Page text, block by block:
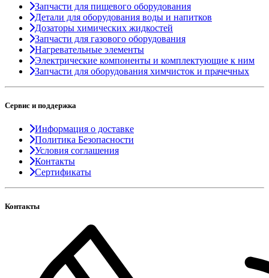
Запчасти для пищевого оборудования
Детали для оборудования воды и напитков
Дозаторы химических жидкостей
Запчасти для газового оборудования
Нагревательные элементы
Электрические компоненты и комплектующие к ним
Запчасти для оборудования химчисток и прачечных
Сервис и поддержка
Информация о доставке
Политика Безопасности
Условия соглашения
Контакты
Сертификаты
Контакты